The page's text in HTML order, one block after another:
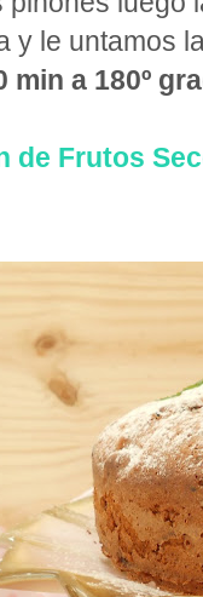
y le untamos
min a 180º
de Frutos